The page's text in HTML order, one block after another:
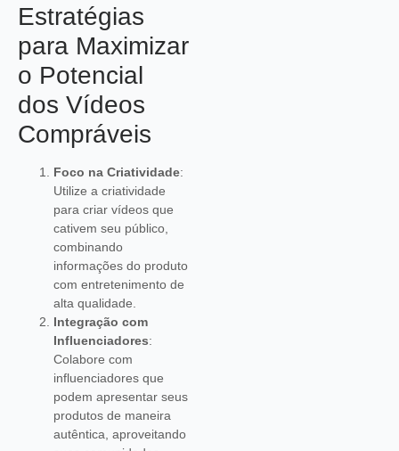
Estratégias
para Maximizar
o Potencial
dos Vídeos
Compráveis
Foco na Criatividade:
Utilize a criatividade
para criar vídeos que
cativem seu público,
combinando
informações do produto
com entretenimento de
alta qualidade.
Integração com
Influenciadores:
Colabore com
influenciadores que
podem apresentar seus
produtos de maneira
autêntica, aproveitando